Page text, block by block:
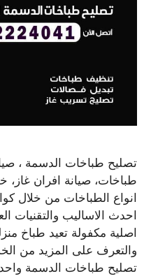
تصليح طباخات الدسمة ،
طباخات، صيانة افران غاز،
انواع الطباخات من خلال
احدث الاساليب والتقنيات
اصلية مكفولة تعيد طباخ
والتعرف على المزيد من
تصليح طباخات الدسمة